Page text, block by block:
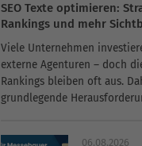
SEO Texte optimieren:
Rankings und mehr
Viele Unternehmen
externe Agenturen – doch
Rankings bleiben oft aus.
grundlegende
06.08.2026